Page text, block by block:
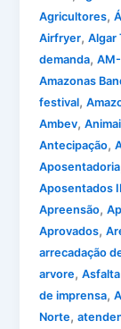
Agricultores,
Airfryer,Algar
demanda,
Amazonas
festival,
Ambev,
Antecipação,
Aposentadoria
Aposentados
Apreensão,
Aprovados,
arrecadação
arvore,
de imprensa,
Norte,